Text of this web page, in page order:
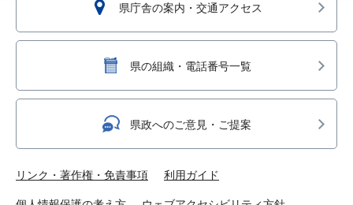
県庁舎の案内・交通アクセス
県の組織・電話番号一覧
県政へのご意見・ご提案
リンク・著作権・免責事項 利用ガイド